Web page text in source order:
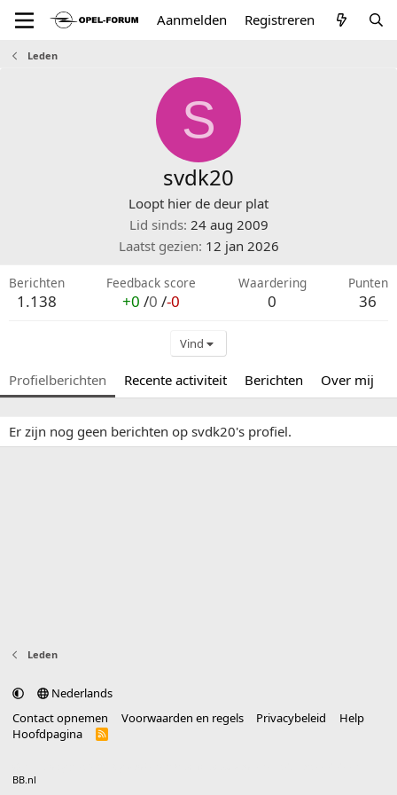
Aanmelden Registreren
Leden
S
svdk20
Loopt hier de deur plat
Lid sinds 24 aug 2009
Laatst gezien 12 jan 2026
Berichten
1.138
Feedback score
+0 /0 /-0
Waardering
0
Punten
36
Vind
Profielberichten Recente activiteit Berichten Over mij
Er zijn nog geen berichten op svdk20's profiel.
Leden
Nederlands
Contact opnemen
Voorwaarden en regels Privacybeleid
Help
Hoofdpagina
R
BB.nl